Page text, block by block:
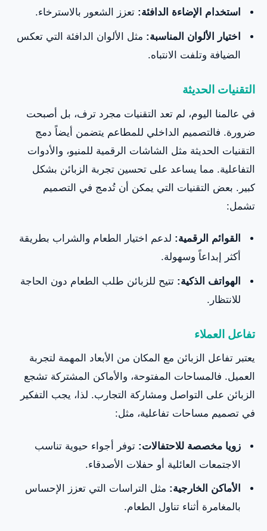
استخدام الإضاءة الدافئة: تعزز الشعور بالاسترخاء.
اختيار الألوان المناسبة: مثل الألوان الدافئة التي تعكس
الضيافة وتلفت الانتباه.
التقنيات الحديثة
في عالمنا اليوم، لم تعد التقنيات مجرد ترف، بل أصبحت
ضرورة. فالتصميم الداخلي للمطاعم يتضمن أيضاً دمج
التقنيات الحديثة مثل الشاشات الرقمية للمنيو، والأدوات
التفاعلية. مما يساعد على تحسين تجربة الزبائن بشكل
كبير. بعض التقنيات التي يمكن أن تُدمج في التصميم
تشمل:
القوائم الرقمية: لدعم اختيار الطعام والشراب بطريقة
أكثر إبداعاً وسهولة.
الهواتف الذكية: تتيح للزبائن طلب الطعام دون الحاجة
للانتظار.
تفاعل العملاء
يعتبر تفاعل الزبائن مع المكان من الأبعاد المهمة لتجربة
العميل. فالمساحات المفتوحة، والأماكن المشتركة تشجع
الزبائن على التواصل ومشاركة التجارب. لذا، يجب التفكير
في تصميم مساحات تفاعلية، مثل:
زويا مخصصة للاحتفالات: توفر أجواء حيوية تناسب
الاجتمعات العائلية أو حفلات الأصدقاء.
الأماكن الخارجية: مثل التراسات التي تعزز الإحساس
بالمغامرة أثناء تناول الطعام.